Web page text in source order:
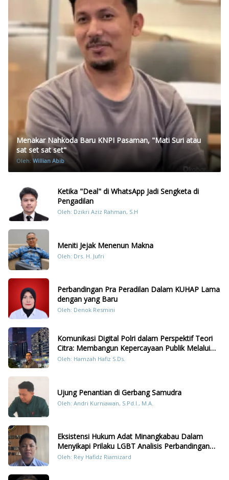
Menakar Nahkoda Baru KNPI Pasaman, "Mati Suri atau
sat set sat set"
Oleh:Willian Abib
Ketika "Deal" di WhatsApp Jadi Sengketa di
Pengadilan
Oleh: Dzikri Aziz Rahman, S.H
Meniti Jejak Menenun Makna
Oleh: Drs. H. Jufri
Perbandingan Pra Peradilan Dalam KUHAP Lama
dengan yang Baru
Oleh: Denok Resmini
Komunikasi Digital Polri dalam Perspektif Teori
Citra: Membangun Kepercayaan Publik Melalui
Konten Humanis Kesiapsiagaan Bencana di
Oleh: Hamzah Hafiz S.Ds.
Ujung Penantian di Gerbang Samudra
Oleh: Andri Kurniawan, S.Pd.I., M.A.
Eksistensi Hukum Adat Minangkabau Dalam
Menyikapi Prilaku LGBT Analisis Perbandingan
Dengan Hukum Pidana
Oleh: Rey Hafidz Riamizard